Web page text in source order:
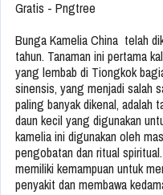
Bunga Kamelia China telah
tahun. Tanaman ini pertama
yang lembab di Tiongkok
sinensis, yang menjadi salah
paling banyak dikenal, adalah
daun kecil yang digunakan
kamelia ini digunakan oleh
pengobatan dan ritual
memiliki kemampuan untuk
penyakit dan membawa